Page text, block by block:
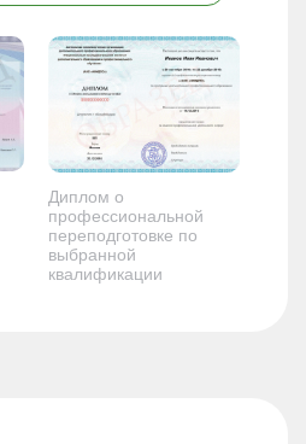
Диплом о
профессиональной
переподготовке по
выбранной
квалификации